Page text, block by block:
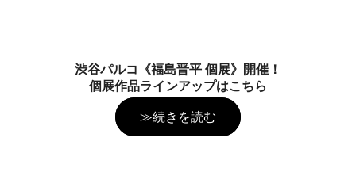
渋谷パルコ《福島晋平 個展》開催！
個展作品ラインアップはこちら
≫続きを読む